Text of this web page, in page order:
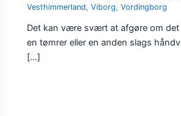
Vesthimmerland,Viborg,Vordingborg
Det kan være svært at afgøre om
en tømrer eller en anden slags
[…]